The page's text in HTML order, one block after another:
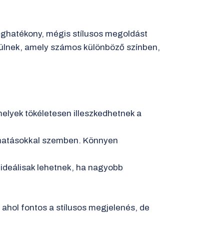
mégis stílusos megoldást
amely számos különböző színben,
tökéletesen illeszkedhetnek a
szemben. Könnyen
lehetnek, ha nagyobb
fontos a stílusos megjelenés, de